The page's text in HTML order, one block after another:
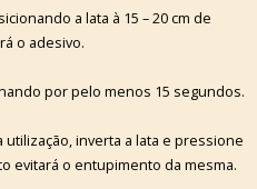
a lata à 15 – 20 cm de
o adesivo.
por pelo menos 15 segundos.
inverta a lata e pressione
evitará o entupimento da mesma.